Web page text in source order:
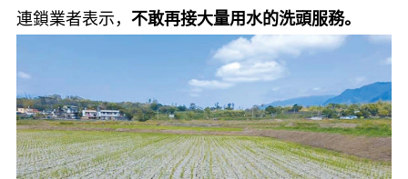
連鎖業者表示， 不敢再接大量用水的洗頭服務。